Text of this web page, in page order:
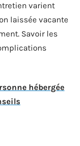
varient
laissée vacante
Savoir les
hébergée